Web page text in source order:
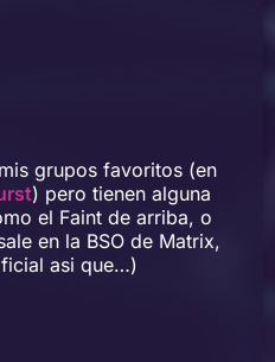
grupos favoritos (en
) pero tienen alguna
el Faint de arriba, o
en la BSO de Matrix,
asi que…)